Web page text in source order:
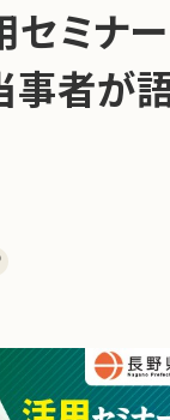
セミナー
事者が